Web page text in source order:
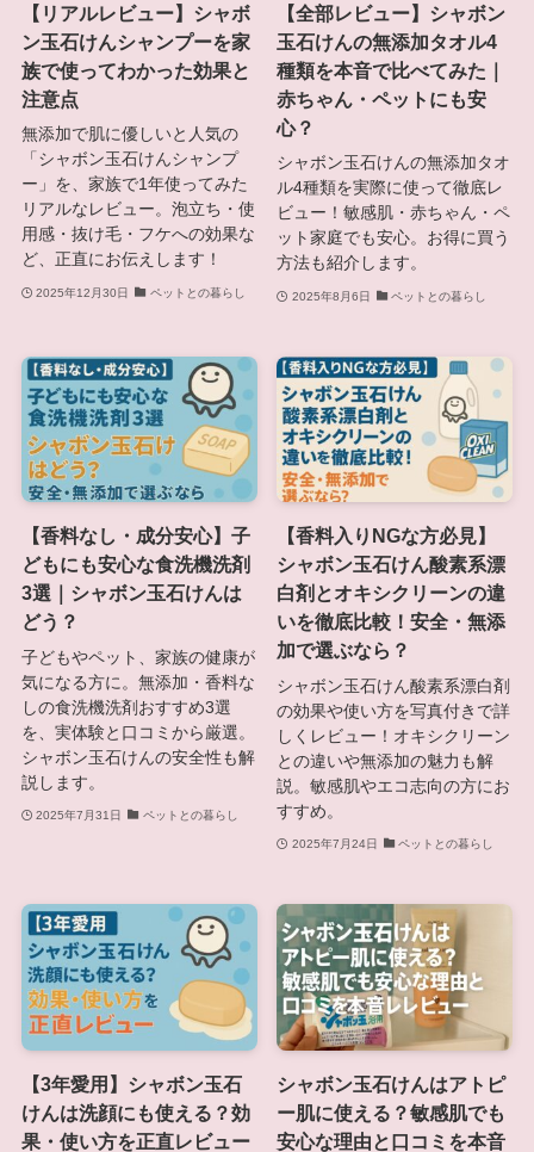
【リアルレビュー】シャボ
ン玉石けんシャンプーを家
族で使ってわかった効果と
注意点
無添加で肌に優しいと人気の
「シャボン玉石けんシャンプ
ー」を、家族で1年使ってみた
リアルなレビュー。泡立ち・使
用感・抜け毛・フケへの効果な
ど、正直にお伝えします！
2025年12月30日 ペットとの暮らし
【全部レビュー】シャボン
玉石けんの無添加タオル4
種類を本音で比べてみた｜
赤ちゃん・ペットにも安
心？
シャボン玉石けんの無添加タオ
ル4種類を実際に使って徹底レ
ビュー！敏感肌・赤ちゃん・ペ
ット家庭でも安心。お得に買う
方法も紹介します。
2025年8月6日 ペットとの暮らし
【香料なし・成分安心】子
どもにも安心な食洗機洗剤
3選｜シャボン玉石けんは
どう？
子どもやペット、家族の健康が
気になる方に。無添加・香料な
しの食洗機洗剤おすすめ3選
を、実体験と口コミから厳選。
シャボン玉石けんの安全性も解
説します。
2025年7月31日 ペットとの暮らし
【香料入りNGな方必見】
シャボン玉石けん酸素系漂
白剤とオキシクリーンの違
いを徹底比較！安全・無添
加で選ぶなら？
シャボン玉石けん酸素系漂白剤
の効果や使い方を写真付きで詳
しくレビュー！オキシクリーン
との違いや無添加の魅力も解
説。敏感肌やエコ志向の方にお
すすめ。
2025年7月24日 ペットとの暮らし
【3年愛用】シャボン玉石
けんは洗顔にも使える？効
果・使い方を正直レビュー
シャボン玉石けんはアトピ
ー肌に使える？敏感肌でも
安心な理由と口コミを本音